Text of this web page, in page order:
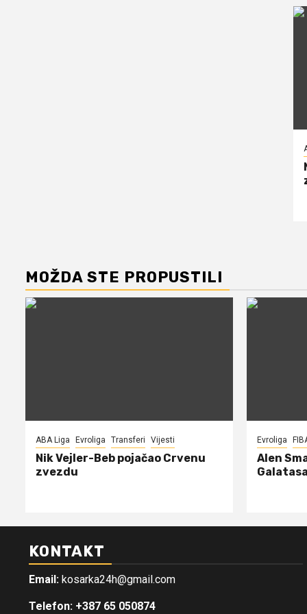
MOŽDA STE PROPUSTILI
ABA Liga Evroliga Transferi Vijesti
Nik Vejler-Beb pojačao Crvenu
zvezdu
Evroliga
Alen
KONTAKT
Email: kosarka24h@gmail.com
Telefon: +387 65 050874